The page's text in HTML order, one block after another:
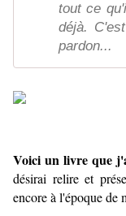
tout ce
déjà.
pardon...
Voici un livre que
désirai relire et
encore à l'époque de